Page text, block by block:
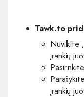
Tawk.to
Nuvilkite
įrankių
įrankių